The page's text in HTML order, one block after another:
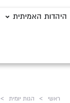
היהדות האמיתית
ראשי > הגות יומית >